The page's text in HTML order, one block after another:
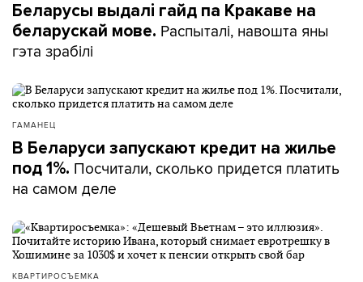
Беларусы выдалі гайд па Кракаве на
беларускай мове. Распыталі, навошта яны
гэта зрабілі
ГАМАНЕЦ
В Беларуси запускают кредит на жилье
под 1%. Посчитали, сколько придется платить
на самом деле
КВАРТИРОСЪЕМКА